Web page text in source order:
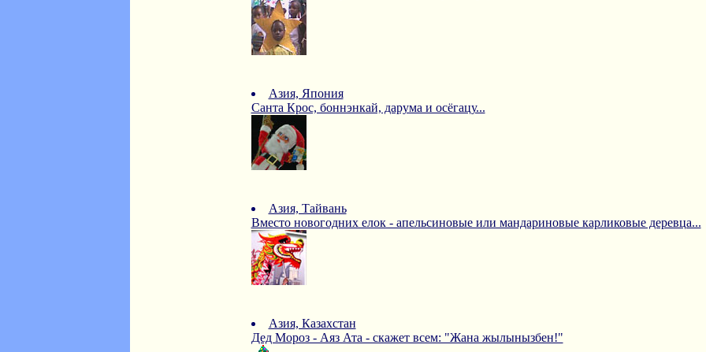
Азия, Япония
Санта Крос, боннэнкай, дарума и осёгацу...
Азия, Тайвань
Вместо новогодних елок - апельсиновые или мандариновые карликовые деревца...
Азия, Казахстан
Дед Мороз - Аяз Ата - скажет всем: "Жана жылынызбен!"